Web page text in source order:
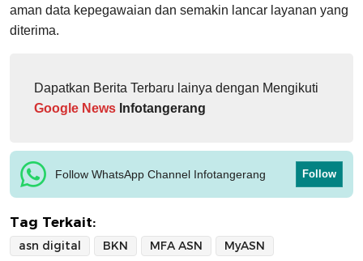
aman data kepegawaian dan semakin lancar layanan yang
diterima.
Dapatkan Berita Terbaru lainya dengan Mengikuti
Google News Infotangerang
Follow WhatsApp Channel Infotangerang Follow
Tag Terkait:
asn digital BKN MFA ASN MyASN